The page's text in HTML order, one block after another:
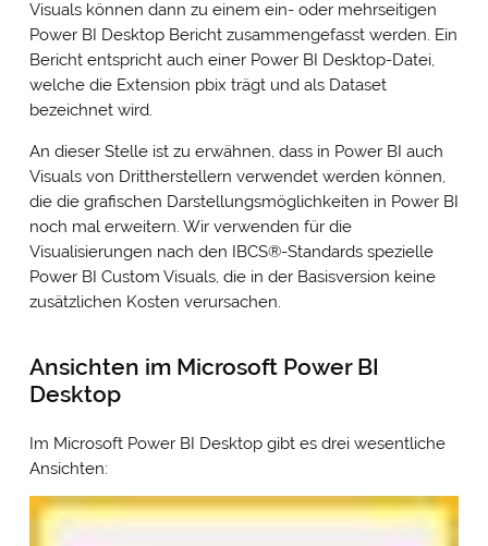
Visuals können dann zu einem ein- oder mehrseitigen
Power BI Desktop Bericht zusammengefasst werden. Ein
Bericht entspricht auch einer Power BI Desktop-Datei,
welche die Extension pbix trägt und als Dataset
bezeichnet wird.
An dieser Stelle ist zu erwähnen, dass in Power BI auch
Visuals von Drittherstellern verwendet werden können,
die die grafischen Darstellungsmöglichkeiten in Power BI
noch mal erweitern. Wir verwenden für die
Visualisierungen nach den IBCS®-Standards spezielle
Power BI Custom Visuals, die in der Basisversion keine
zusätzlichen Kosten verursachen.
Ansichten im Microsoft Power BI
Desktop
Im Microsoft Power BI Desktop gibt es drei wesentliche
Ansichten: